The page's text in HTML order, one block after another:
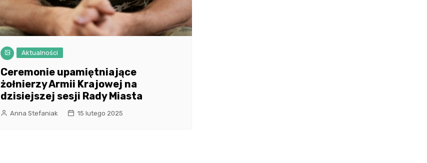
Aktualności
Ceremonie upamiętniające
żołnierzy Armii Krajowej na
dzisiejszej sesji Rady Miasta
Anna Stefaniak 15 lutego 2025